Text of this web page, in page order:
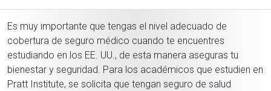
Es muy importante que tengas el nivel adecuado de
cobertura de seguro médico cuando te encuentres
estudiando en los EE. UU., de esta manera aseguras tu
bienestar y seguridad. Para los académicos que estudien en
Pratt Institute, se solicita que tengan seguro de salud